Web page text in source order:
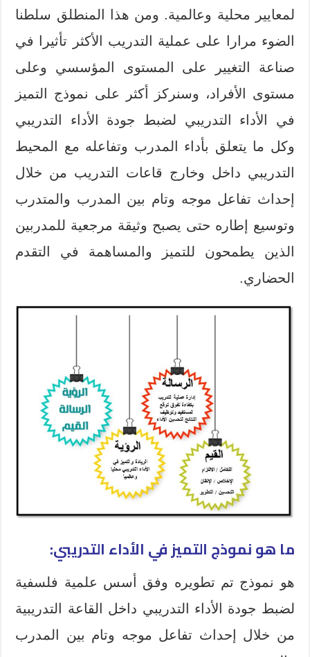
لمعايير محلية وعالمية. ومن هذا المنطلق سلطنا
الضوء مرارا على عملية التدريب الأكثر تأثيرا في
صناعة التغيير على المستوى المؤسسي وعلى
مستوى الأفراد، وسنركز أكثر على نموذج التميز
في الأداء التدريبي لضبط جودة الأداء التدريبي
وكل ما يتعلق بأداء المدرب وتفاعله مع المحيط
التدريبي داخل وخارج قاعات التدريب من خلال
إحداث تفاعل موجه وتام بين المدرب والمتدرب
وتوسيع إطاره حتى يصبح وثيقة مرجعية للمدربين
الذين يطمحون للتميز والمساهمة في التقدم
الحضاري.
ما هو نموذج التميز في الأداء التدريبي:
هو نموذج تم تطويره وفق أسس علمية فلسفية
لضبط جودة الأداء التدريبي داخل القاعة التدريبية
من خلال إحداث تفاعل موجه وتام بين المدرب